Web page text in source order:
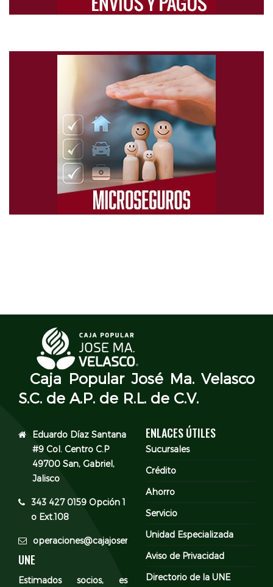
Caja Popular José Ma. Velasco
S.C. de A.P. de R.L. de C.V.
Eduardo Díaz Santana
#9 Col. Centro C.P
49700 San, Gabriel,
Jalisco
343 427 0159 Opción 1
o Ext.108
operaciones@cajajosemavelasco.com
UNE
Estimados socios, es
ENLACES ÚTILES
Sucursales
Crédito
Ahorro
Servicio
Unidad Especializada
Aviso de Privacidad
Directorio de la UNE